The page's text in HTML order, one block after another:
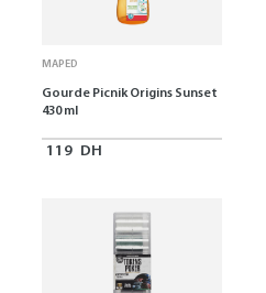
MAPED
Gourde Picnik Origins Sunset
430 ml
119 DH